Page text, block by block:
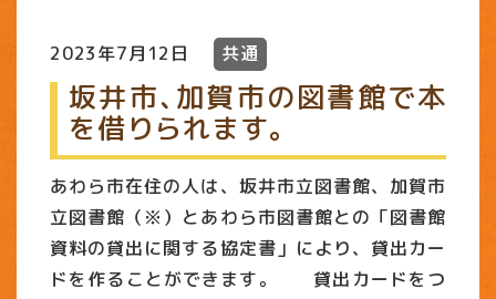
2023年7月12日 共通
坂井市､加賀市の図書館で本
を借りられます｡
あわら市在住の人は、坂井市立図書館、加賀市
立図書館（※）とあわら市図書館との「図書館
資料の貸出に関する協定書」により、貸出カー
ドを作ることができます。 貸出カードをつ